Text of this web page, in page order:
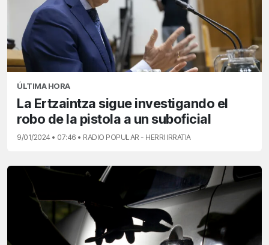
ÚLTIMA HORA
La Ertzaintza sigue investigando el
robo de la pistola a un suboficial
9/01/2024 • 07:46 • RADIO POPULAR - HERRI IRRATIA